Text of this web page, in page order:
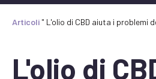
Articoli " L'olio di CBD aiuta i problemi
L'olio di